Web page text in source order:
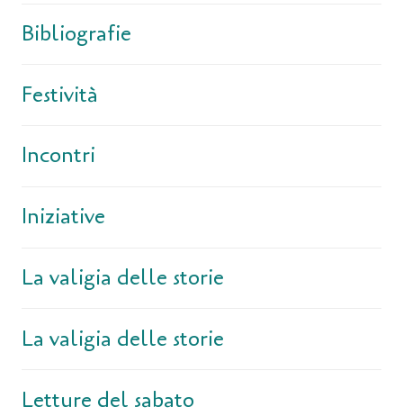
Bibliografie
Festività
Incontri
Iniziative
La valigia delle storie
La valigia delle storie
Letture del sabato